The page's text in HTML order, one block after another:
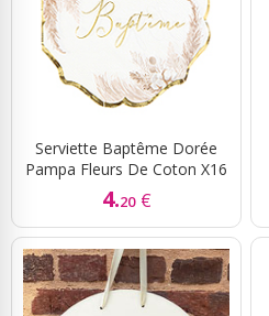
Serviette Baptême Dorée
Pampa Fleurs De Coton X16
4.20 €